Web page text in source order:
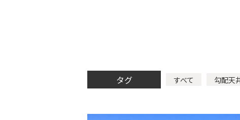
タグ すべて 勾配天
畳スペース
カ